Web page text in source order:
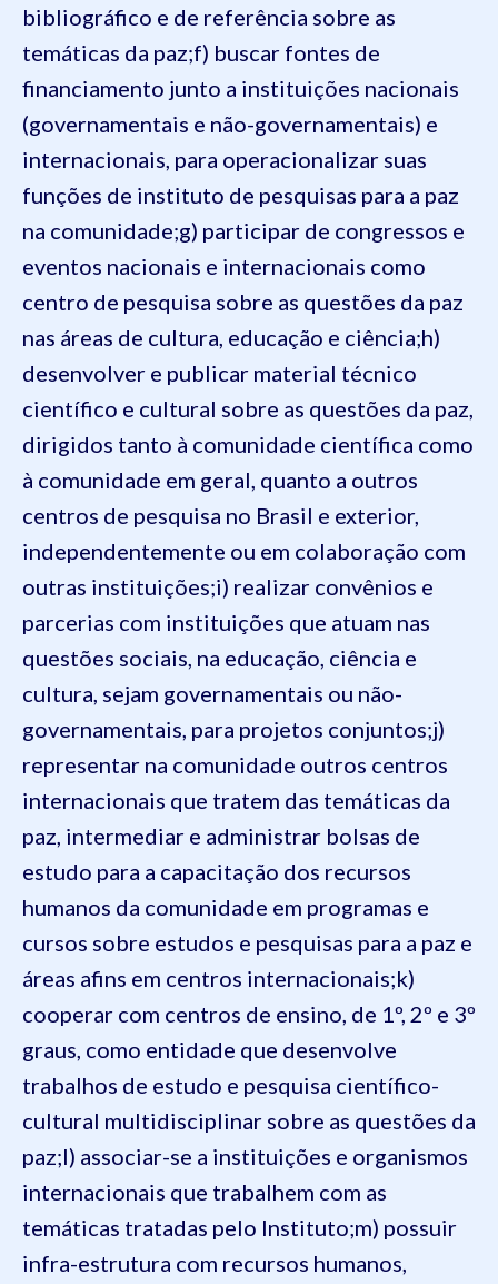
bibliográfico e de referência sobre as
temáticas da paz;f) buscar fontes de
financiamento junto a instituições nacionais
(governamentais e não-governamentais) e
internacionais, para operacionalizar suas
funções de instituto de pesquisas para a paz
na comunidade;g) participar de congressos e
eventos nacionais e internacionais como
centro de pesquisa sobre as questões da paz
nas áreas de cultura, educação e ciência;h)
desenvolver e publicar material técnico
científico e cultural sobre as questões da paz,
dirigidos tanto à comunidade científica como
à comunidade em geral, quanto a outros
centros de pesquisa no Brasil e exterior,
independentemente ou em colaboração com
outras instituições;i) realizar convênios e
parcerias com instituições que atuam nas
questões sociais, na educação, ciência e
cultura, sejam governamentais ou não-
governamentais, para projetos conjuntos;j)
representar na comunidade outros centros
internacionais que tratem das temáticas da
paz, intermediar e administrar bolsas de
estudo para a capacitação dos recursos
humanos da comunidade em programas e
cursos sobre estudos e pesquisas para a paz e
áreas afins em centros internacionais;k)
cooperar com centros de ensino, de 1º, 2º e 3º
graus, como entidade que desenvolve
trabalhos de estudo e pesquisa científico-
cultural multidisciplinar sobre as questões da
paz;l) associar-se a instituições e organismos
internacionais que trabalhem com as
temáticas tratadas pelo Instituto;m) possuir
infra-estrutura com recursos humanos,